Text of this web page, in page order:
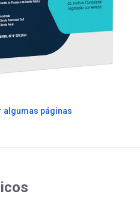
algumas páginas